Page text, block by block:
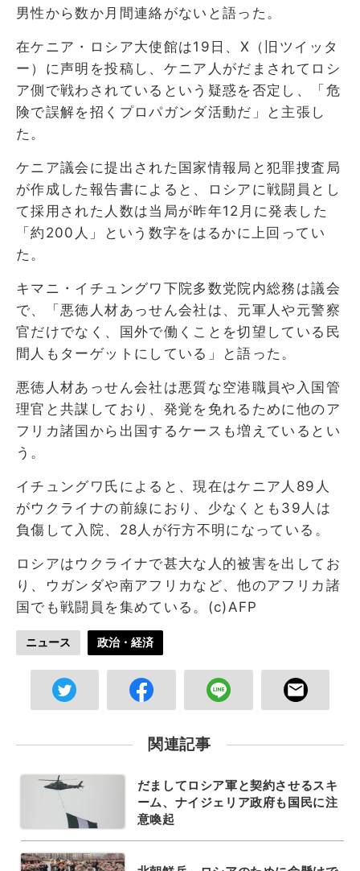
男性から数か月間連絡がないと語った。
在ケニア・ロシア大使館は19日、X（旧ツイッタ
ー）に声明を投稿し、ケニア人がだまされてロシ
ア側で戦わされているという疑惑を否定し、「危
険で誤解を招くプロパガンダ活動だ」と主張し
た。
ケニア議会に提出された国家情報局と犯罪捜査局
が作成した報告書によると、ロシアに戦闘員とし
て採用された人数は当局が昨年12月に発表した
「約200人」という数字をはるかに上回ってい
た。
キマニ・イチュングワ下院多数党院内総務は議会
で、「悪徳人材あっせん会社は、元軍人や元警察
官だけでなく、国外で働くことを切望している民
間人もターゲットにしている」と語った。
悪徳人材あっせん会社は悪質な空港職員や入国管
理官と共謀しており、発覚を免れるために他のア
フリカ諸国から出国するケースも増えているとい
う。
イチュングワ氏によると、現在はケニア人89人
がウクライナの前線におり、少なくとも39人は
負傷して入院、28人が行方不明になっている。
ロシアはウクライナで甚大な人的被害を出してお
り、ウガンダや南アフリカなど、他のアフリカ諸
国でも戦闘員を集めている。(c)AFP
ニュース 政治・経済
関連記事
だましてロシア軍と契約させるスキ
ーム、ナイジェリア政府も国民に注
意喚起